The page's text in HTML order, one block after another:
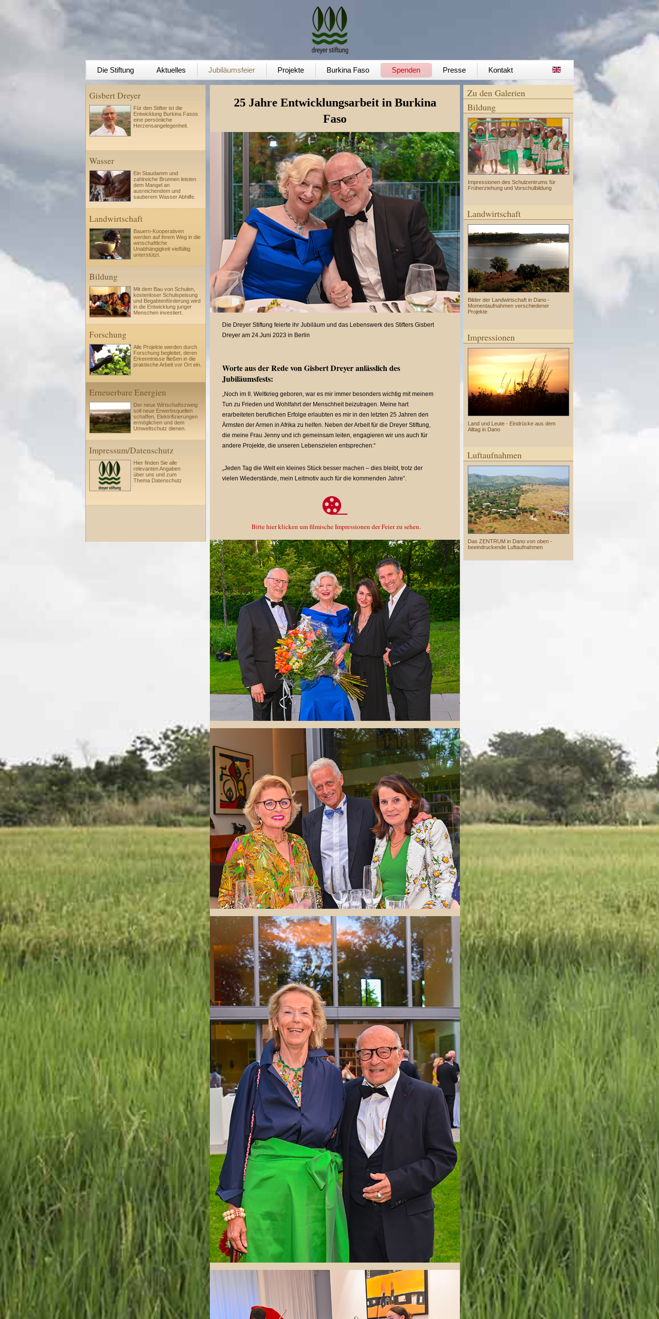
Die Stiftung Aktuelles Jubiläumsfeier Projekte Burkina Faso Spenden Presse Kontakt
Gisbert Dreyer
Für den Stifter ist die
Entwicklung Burkina Fasos
eine persönliche
Herzensangelegenheit.
Wasser
Ein Staudamm und
zahlreiche Brunnen leisten
dem Mangel an
ausreichendem und
sauberem Wasser Abhilfe.
Landwirtschaft
Bauern-Kooperativen
werden auf ihrem Weg in die
wirtschaftliche
Unabhängigkeit vielfältig
unterstützt.
Bildung
Mit dem Bau von Schulen,
kostenloser Schulspeisung
und Begabtenförderung wird
in die Entwicklung junger
Menschen investiert.
Forschung
Alle Projekte werden durch
Forschung begleitet, deren
Erkenntnisse fließen in die
praktische Arbeit vor Ort ein.
Erneuerbare Energien
Der neue Wirtschaftszweig
soll neue Erwerbsquellen
schaffen, Elektrifizierungen
ermöglichen und dem
Umweltschutz dienen.
Impressum/Datenschutz
Hier finden Sie alle
relevanten Angaben
über uns und zum
Thema Datenschutz
25 Jahre Entwicklungsarbeit in Burkina
Faso
Die Dreyer Stiftung feierte ihr Jubiläum und das Lebenswerk des Stifters Gisbert
Dreyer am 24.Juni 2023 in Berlin
Worte aus der Rede von Gisbert Dreyer anlässlich des
Jubiläumsfests:
„Noch im II. Weltkrieg geboren, war es mir immer besonders wichtig mit meinem
Tun zu Frieden und Wohlfahrt der Menschheit beizutragen. Meine hart
erarbeiteten beruflichen Erfolge erlaubten es mir in den letzten 25 Jahren den
Ärmsten der Armen in Afrika zu helfen. Neben der Arbeit für die Dreyer Stiftung,
die meine Frau Jenny und ich gemeinsam leiten, engagieren wir uns auch für
andere Projekte, die unseren Lebenszielen entsprechen:“
„Jeden Tag die Welt ein kleines Stück besser machen – dies bleibt, trotz der
vielen Wiederstände, mein Leitmotiv auch für die kommenden Jahre“.
Bitte hier klicken um filmische Impressionen der Feier zu sehen.
Zu den Galerien
Bildung
Impressionen des Schulzentrums für
Früherziehung und Vorschulbildung
Landwirtschaft
Bilder der Landwirtschaft in Dano -
Momentaufnahmen verschiedener
Projekte
Impressionen
Land und Leute - Eindrücke aus dem
Alltag in Dano
Luftaufnahmen
Das ZENTRUM in Dano von oben -
beeindruckende Luftaufnahmen